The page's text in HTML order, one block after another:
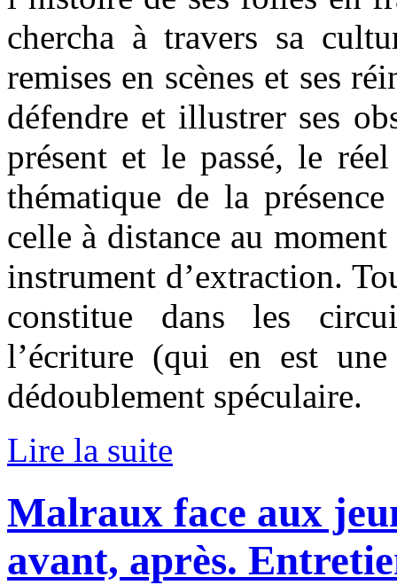
chercha à travers sa
remises en scènes et ses
défendre et illustrer ses
présent et le passé, le
thématique de la
celle à distance au
instrument d’extraction.
constitue dans les
l’écriture (qui en est
dédoublement spéculaire.
Lire la suite
Malraux face aux
avant, après.